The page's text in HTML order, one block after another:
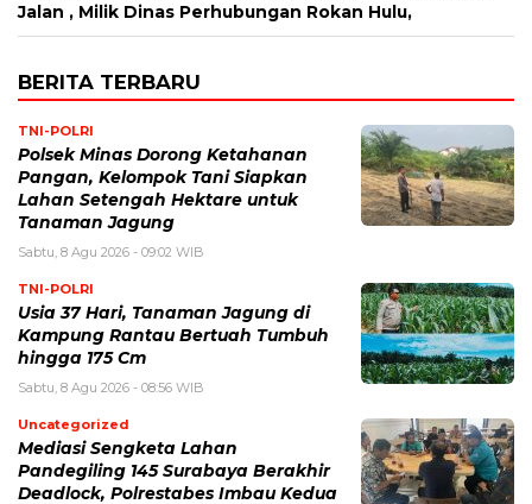
Jalan , Milik Dinas Perhubungan Rokan Hulu,
BERITA TERBARU
TNI-POLRI
Polsek Minas Dorong Ketahanan
Pangan, Kelompok Tani Siapkan
Lahan Setengah Hektare untuk
Tanaman Jagung
Sabtu, 8 Agu 2026 - 09:02 WIB
TNI-POLRI
Usia 37 Hari, Tanaman Jagung di
Kampung Rantau Bertuah Tumbuh
hingga 175 Cm
Sabtu, 8 Agu 2026 - 08:56 WIB
Uncategorized
Mediasi Sengketa Lahan
Pandegiling 145 Surabaya Berakhir
Deadlock, Polrestabes Imbau Kedua